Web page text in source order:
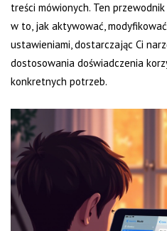
treści mówionych. Ten
w to, jak aktywować,
ustawieniami, dostarczając Ci
dostosowania doświadczenia
konkretnych potrzeb.